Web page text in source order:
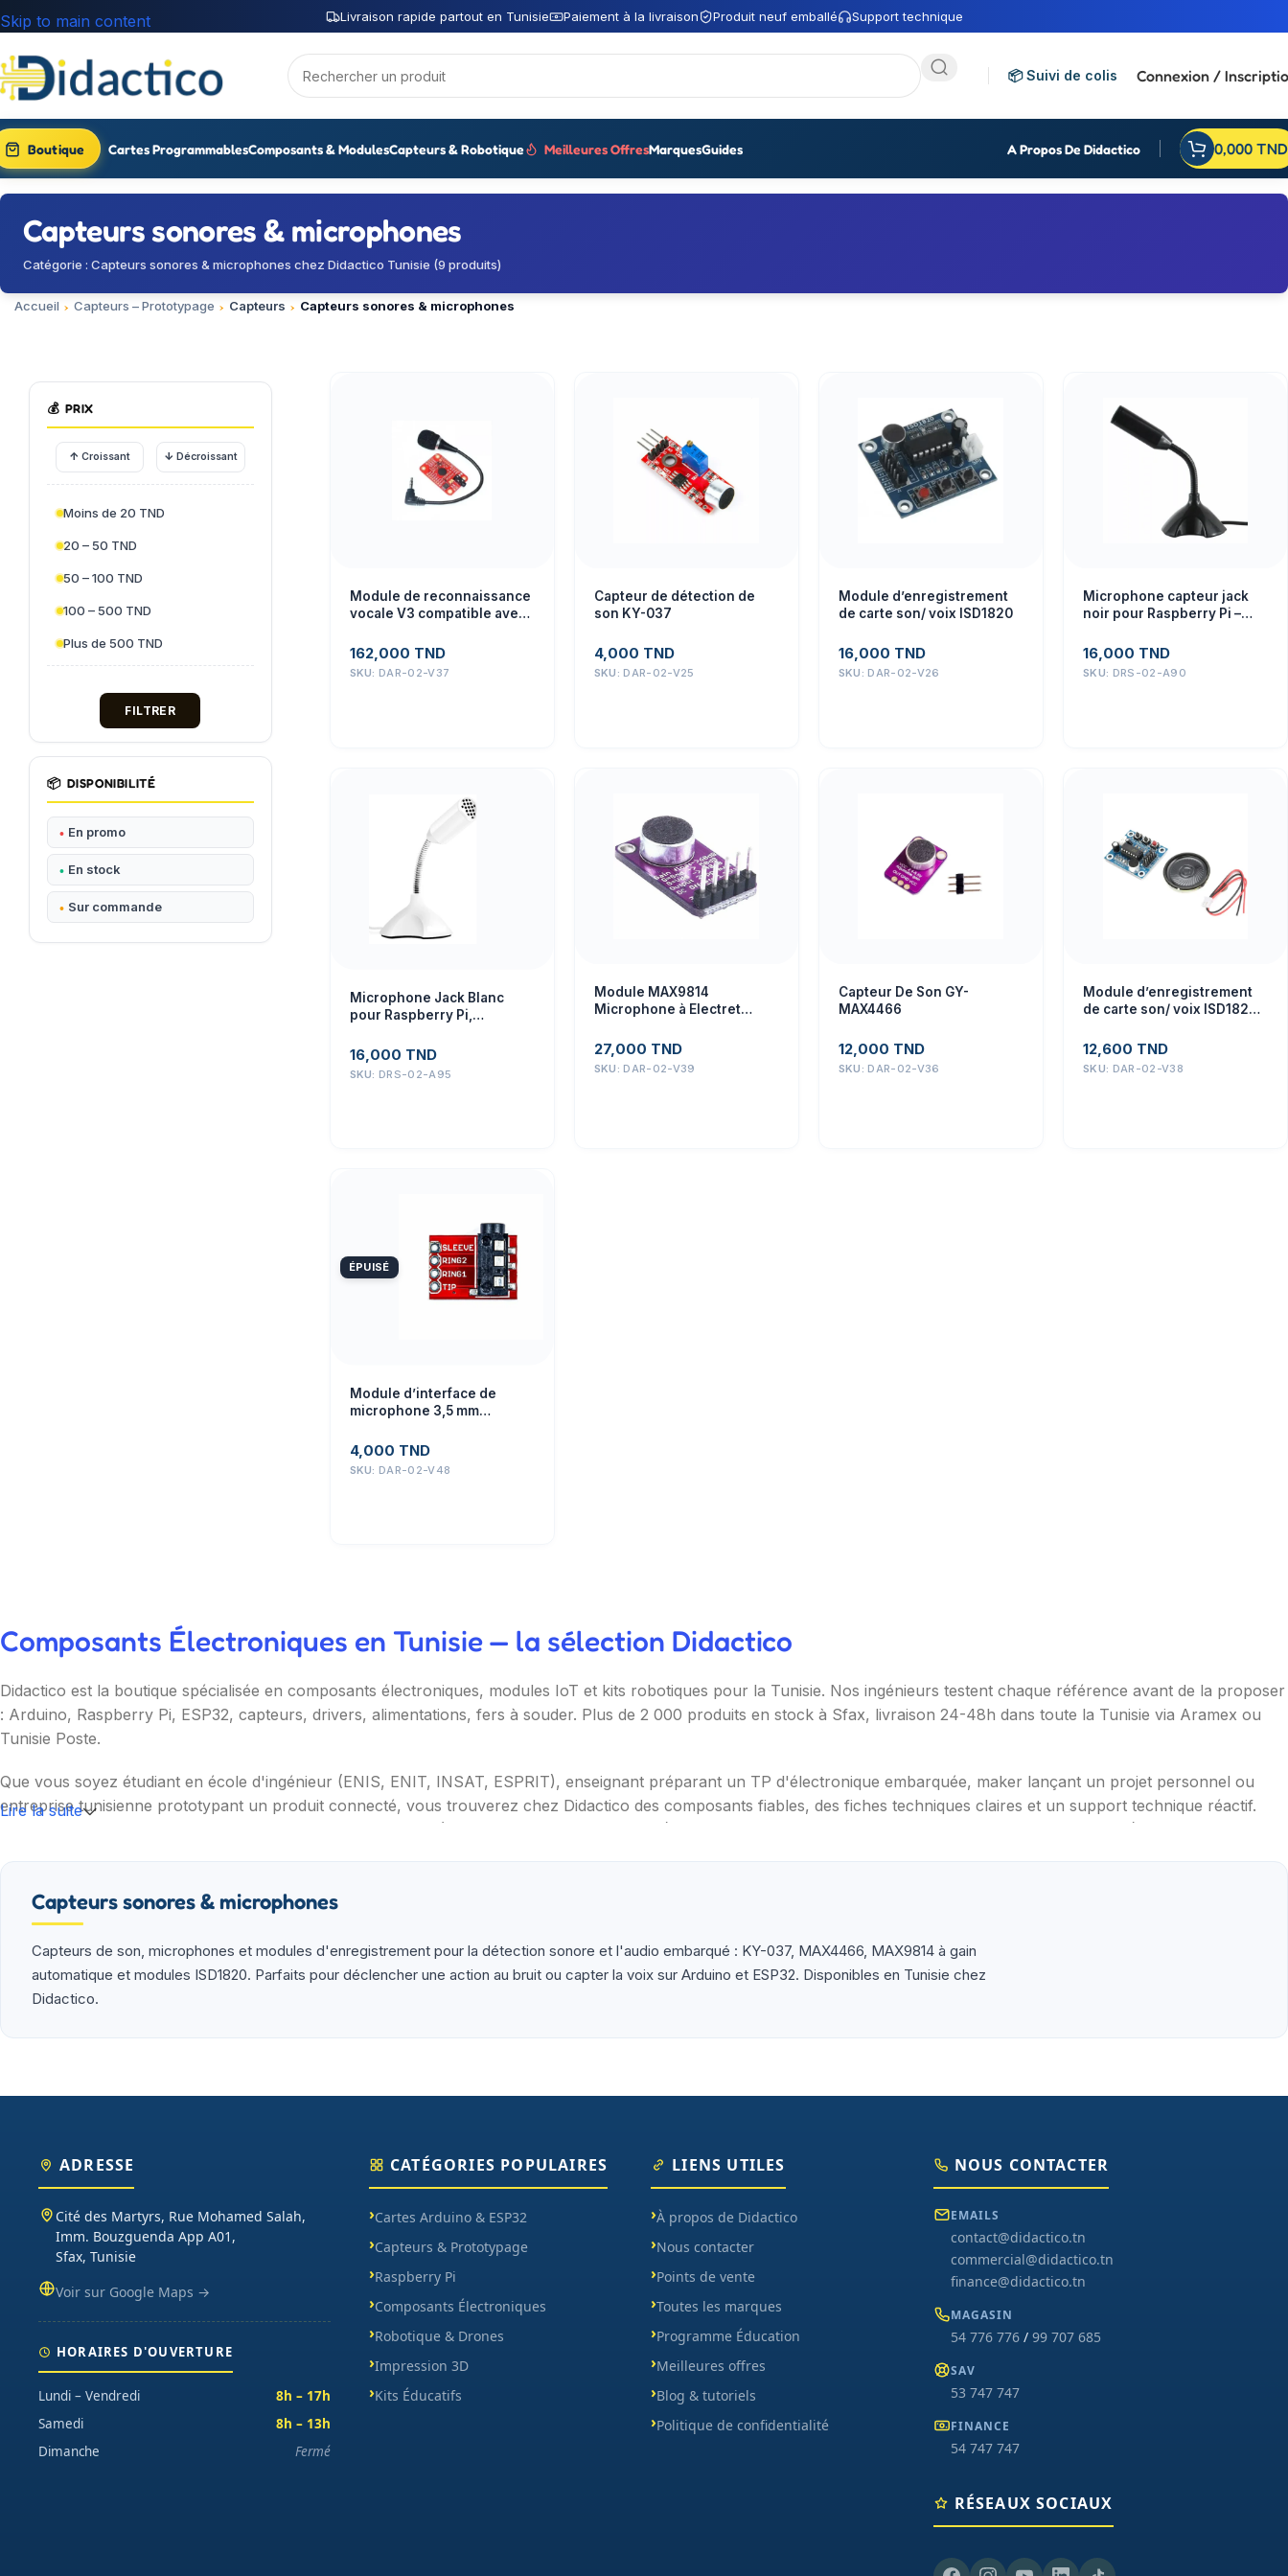
Livraison rapide partout en Tunisie Paiement à la livraison Produit neuf emballé Support technique
Skip to main content
📦 Suivi de colis Connexion /
Boutique Cartes ProgrammablesComposants & ModulesCapteurs & Robotique Meilleures OffresMarquesGuides A Propos De Didactico 0,000 TND
Capteurs sonores & microphones
Catégorie : Capteurs sonores & microphones chez Didactico Tunisie (9 produits)
Accueil Capteurs – Prototypage Capteurs Capteurs sonores & microphones
💰 PRIX
↑ Croissant ↓ Décroissant
Moins de 20 TND
20 – 50 TND
50 – 100 TND
100 – 500 TND
Plus de 500 TND
FILTRER
📦 DISPONIBILITÉ
En promo
En stock
Sur commande
Module de reconnaissance
vocale V3 compatible avec
162,000 TND
SKU: DAR-02-V37
Capteur de détection de
son KY-037
4,000 TND
SKU: DAR-02-V25
Module d’enregistrement
de carte son/ voix ISD1820
16,000 TND
SKU: DAR-02-V26
Microphone capteur jack
noir pour Raspberry Pi –
16,000 TND
SKU: DRS-02-A90
Microphone Jack Blanc
pour Raspberry Pi,
16,000 TND
SKU: DRS-02-A95
Module MAX9814
Microphone à Electret
27,000 TND
SKU: DAR-02-V39
Capteur De Son GY-
MAX4466
12,000 TND
SKU: DAR-02-V36
Module d’enregistrement
de carte son/ voix ISD1820
12,600 TND
SKU: DAR-02-V38
ÉPUISÉ
Module d’interface de
microphone 3,5 mm
4,000 TND
SKU: DAR-02-V48
Composants Électroniques en Tunisie — la sélection Didactico
Didactico est la boutique spécialisée en composants électroniques, modules IoT et kits robotiques pour la Tunisie. Nos ingénieurs testent chaque référence avant de la proposer
: Arduino, Raspberry Pi, ESP32, capteurs, drivers, alimentations, fers à souder. Plus de 2 000 produits en stock à Sfax, livraison 24-48h dans toute la Tunisie via Aramex ou
Tunisie Poste.
Que vous soyez étudiant en école d'ingénieur (ENIS, ENIT, INSAT, ESPRIT), enseignant préparant un TP d'électronique embarquée, maker lançant un projet personnel ou
entreprise tunisienne prototypant un produit connecté, vous trouverez chez Didactico des composants fiables, des fiches techniques claires et un support technique réactif.
Lire la suite
Capteurs sonores & microphones
Capteurs de son, microphones et modules d'enregistrement pour la détection sonore et l'audio embarqué : KY-037, MAX4466, MAX9814 à gain
automatique et modules ISD1820. Parfaits pour déclencher une action au bruit ou capter la voix sur Arduino et ESP32. Disponibles en Tunisie chez
Didactico.
ADRESSE
Cité des Martyrs, Rue Mohamed Salah,
Imm. Bouzguenda App A01,
Sfax, Tunisie
Voir sur Google Maps →
HORAIRES D'OUVERTURE
Lundi – Vendredi
8h – 17h
Samedi
8h – 13h
Dimanche
Fermé
CATÉGORIES POPULAIRES
Cartes Arduino & ESP32
Capteurs & Prototypage
Raspberry Pi
Composants Électroniques
Robotique & Drones
Impression 3D
Kits Éducatifs
LIENS UTILES
À propos de Didactico
Nous contacter
Points de vente
Toutes les marques
Programme Éducation
Meilleures offres
Blog & tutoriels
Politique de confidentialité
NOUS CONTACTER
EMAILS
contact@didactico.tn
commercial@didactico.tn
finance@didactico.tn
MAGASIN
54 776 776/ 99 707 685
SAV
53 747 747
FINANCE
54 747 747
RÉSEAUX SOCIAUX